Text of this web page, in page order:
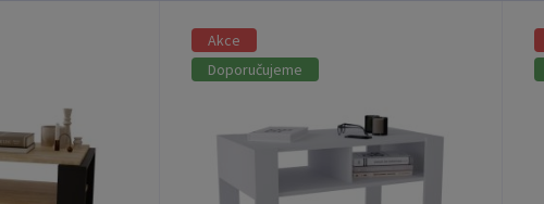
Akce
Doporučujeme